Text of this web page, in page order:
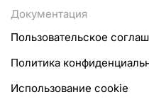
Документация
Пользовательское
Политика
Использование cookie